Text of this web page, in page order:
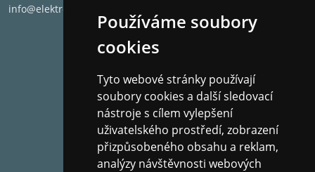
Používáme soubory
cookies
Tyto webové stránky používají
soubory cookies a další sledovací
nástroje s cílem vylepšení
uživatelského prostředí, zobrazení
přizpůsobeného obsahu a reklam,
analýzy návštěvnosti webových
info@elektronet.cz